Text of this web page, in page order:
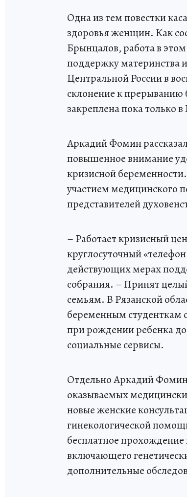
Одна из тем повестки
здоровья женщин. Как
Брынцалов, работа в
поддержку материнства
Центральной России в
склонение к
закреплена пока только
Аркадий Фомин
повышенное внимание
кризисной
участием медицинского
представителей
– Работает кризисный
круглосуточный
действующих мерах
собрания. – Принят
семьям. В Рязанской
беременным студенткам
при рождении ребенка
социальные сервисы.
Отдельно Аркадий Фомин
оказываемых
новые женские
гинекологической
бесплатное
включающего
дополнительные